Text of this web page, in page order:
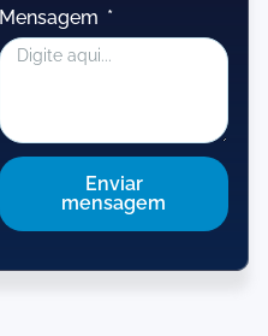
Mensagem
Enviar
mensagem